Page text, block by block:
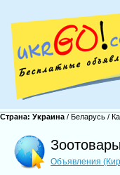
Страна: Украина / Беларусь /
Объявления